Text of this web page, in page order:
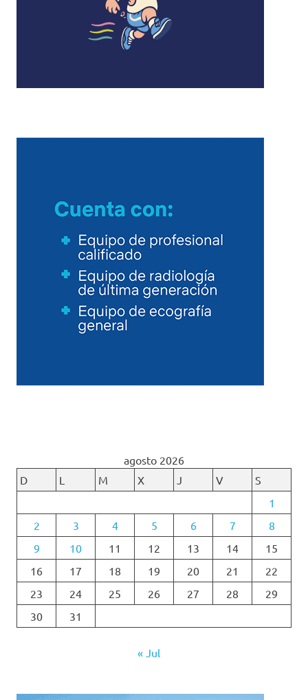
agosto 2026
D
L M X J V
S
1
2
3 4 5 6 7
8
9
10 11 12 13 14
15
16
17 18 19 20 21
22
23
24 25 26 27 28
29
30
31
« Jul